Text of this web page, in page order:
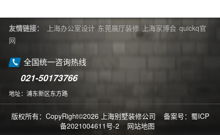
友情链接： 上海办公室设计 东莞展厅装修 上海家博会 quickq官
网
全国统一咨询热线
021-50173766
地址：浦东新区东方路
版权所有：CopyRight©2026 上海别墅装修公司 备案号： 蜀ICP
备2021004611号-2
网站地图